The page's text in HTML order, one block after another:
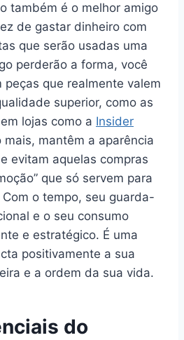
também é o melhor amigo
de gastar dinheiro com
que serão usadas uma
perderão a forma, você
peças que realmente valem
superior, como as
lojas como a Insider
mais, mantêm a aparência
evitam aquelas compras
que só servem para
o tempo, seu guarda-
e o seu consumo
e estratégico. É uma
positivamente a sua
e a ordem da sua vida.
do